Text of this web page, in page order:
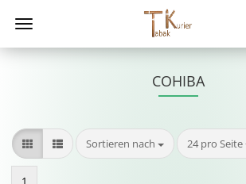
COHIBA
Sortieren nach
Sortieren nach 24 pro Seite
pro Seite
1